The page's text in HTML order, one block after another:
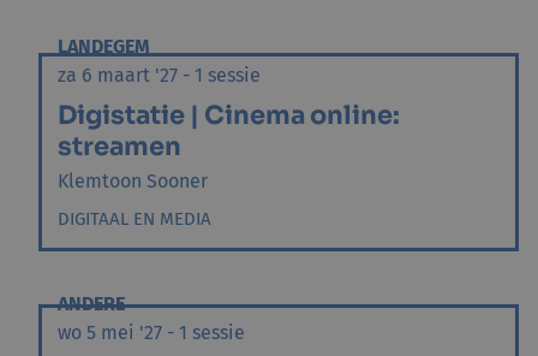
LANDEGEM
za 6 maart '27 - 1 sessie
Digistatie | Cinema online:
streamen
Klemtoon Sooner
DIGITAAL EN MEDIA
ANDERE
wo 5 mei '27 - 1 sessie